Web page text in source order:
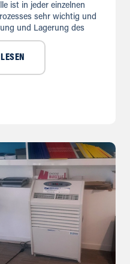
ist in jeder einzelnen
sehr wichtig und
und Lagerung des